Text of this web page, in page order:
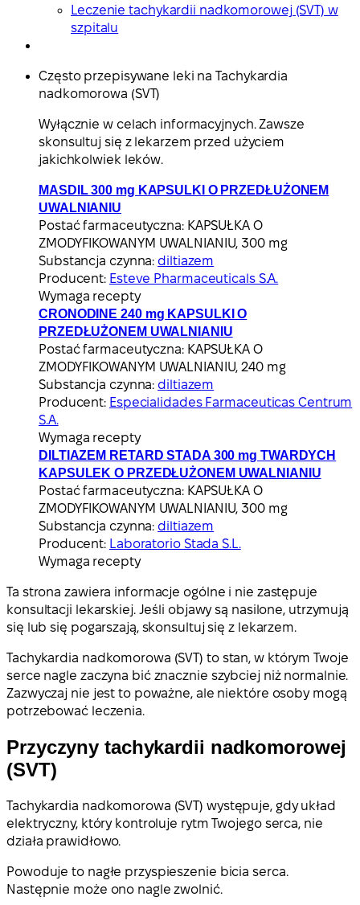
Leczenie tachykardii nadkomorowej (SVT) w
szpitalu
Często przepisywane leki na Tachykardia
nadkomorowa (SVT)
Wyłącznie w celach informacyjnych. Zawsze
skonsultuj się z lekarzem przed użyciem
jakichkolwiek leków.
MASDIL 300 mg KAPSULKI O PRZEDŁUŻONEM
UWALNIANIU
Postać farmaceutyczna: KAPSUŁKA O
ZMODYFIKOWANYM UWALNIANIU, 300 mg
Substancja czynna: diltiazem
Producent: Esteve Pharmaceuticals S.A.
Wymaga recepty
CRONODINE 240 mg KAPSULKI O
PRZEDŁUŻONEM UWALNIANIU
Postać farmaceutyczna: KAPSUŁKA O
ZMODYFIKOWANYM UWALNIANIU, 240 mg
Substancja czynna: diltiazem
Producent: Especialidades Farmaceuticas Centrum
S.A.
Wymaga recepty
DILTIAZEM RETARD STADA 300 mg TWARDYCH
KAPSULEK O PRZEDŁUŻONEM UWALNIANIU
Postać farmaceutyczna: KAPSUŁKA O
ZMODYFIKOWANYM UWALNIANIU, 300 mg
Substancja czynna: diltiazem
Producent: Laboratorio Stada S.L.
Wymaga recepty
Ta strona zawiera informacje ogólne i nie zastępuje
konsultacji lekarskiej. Jeśli objawy są nasilone, utrzymują
się lub się pogarszają, skonsultuj się z lekarzem.
Tachykardia nadkomorowa (SVT) to stan, w którym Twoje
serce nagle zaczyna bić znacznie szybciej niż normalnie.
Zazwyczaj nie jest to poważne, ale niektóre osoby mogą
potrzebować leczenia.
Przyczyny tachykardii nadkomorowej
(SVT)
Tachykardia nadkomorowa (SVT) występuje, gdy układ
elektryczny, który kontroluje rytm Twojego serca, nie
działa prawidłowo.
Powoduje to nagłe przyspieszenie bicia serca.
Następnie może ono nagle zwolnić.